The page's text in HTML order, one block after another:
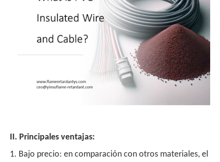
II. Principales ventajas:
1. Bajo precio: en comparación con otros materiales, el